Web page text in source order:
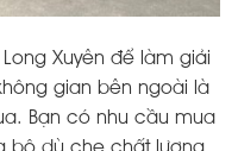
Xuyên để làm giải
gian bên ngoài là
Bạn có nhu cầu mua